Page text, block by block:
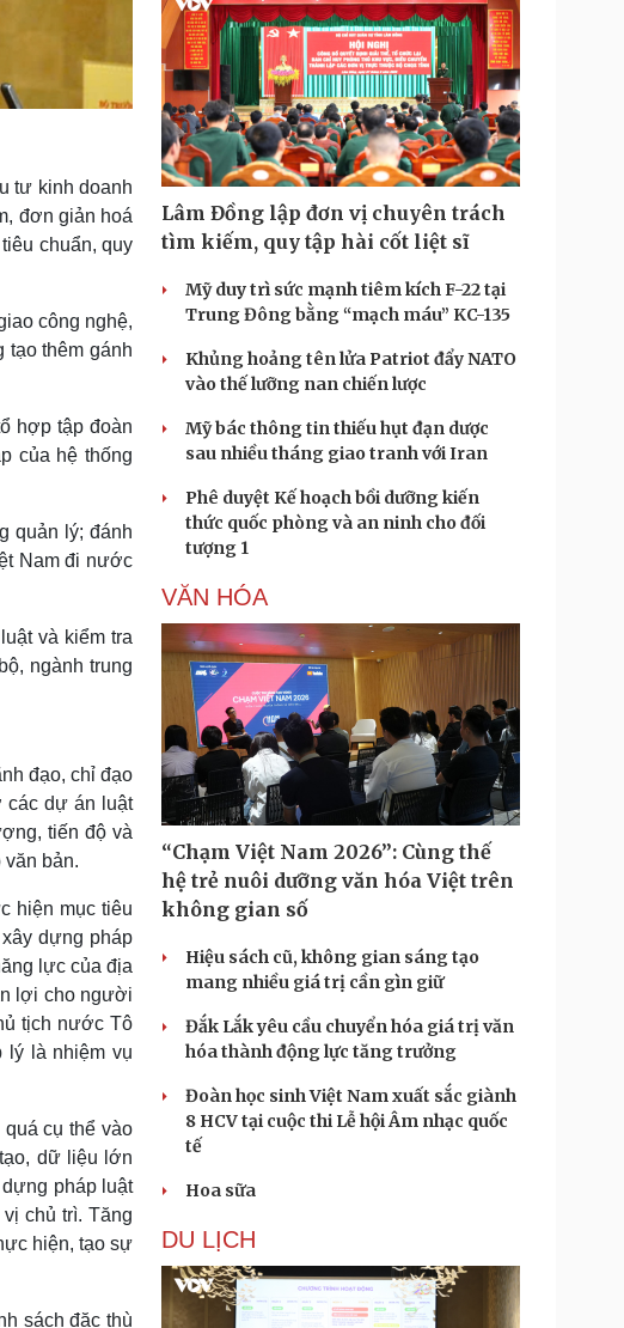
tư kinh doanh
đơn giản hoá
chuẩn, quy
công nghệ,
tạo thêm gánh
hợp tập đoàn
của hệ thống
quản lý; đánh
Nam đi nước
và kiểm tra
ngành trung
đạo, chỉ đạo
các dự án luật
tiến độ và
bản.
hiện mục tiêu
dựng pháp
lực của địa
lợi cho người
tịch nước Tô
lý là nhiệm vụ
cụ thể vào
dữ liệu lớn
pháp luật
chủ trì. Tăng
hiện, tạo sự
sách đặc thù
Lâm Đồng lập đơn vị chuyên trách
tìm kiếm, quy tập hài cốt liệt sĩ
Mỹ duy trì sức mạnh tiêm kích F-22 tại
Trung Đông bằng “mạch máu” KC-135
Khủng hoảng tên lửa Patriot đẩy NATO
vào thế lưỡng nan chiến lược
Mỹ bác thông tin thiếu hụt đạn dược
sau nhiều tháng giao tranh với Iran
Phê duyệt Kế hoạch bồi dưỡng kiến
thức quốc phòng và an ninh cho đối
tượng 1
VĂN HÓA
“Chạm Việt Nam 2026”: Cùng thế
hệ trẻ nuôi dưỡng văn hóa Việt trên
không gian số
Hiệu sách cũ, không gian sáng tạo
mang nhiều giá trị cần gìn giữ
Đắk Lắk yêu cầu chuyển hóa giá trị văn
hóa thành động lực tăng trưởng
Đoàn học sinh Việt Nam xuất sắc giành
8 HCV tại cuộc thi Lễ hội Âm nhạc quốc
tế
Hoa sữa
DU LỊCH